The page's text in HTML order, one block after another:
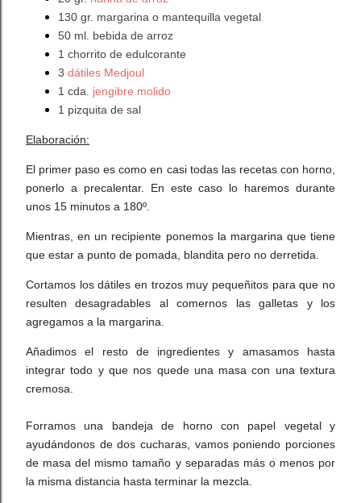
130 gr. margarina o mantequilla vegetal
50 ml. bebida de arroz
1 chorrito de edulcorante
3 dátiles Medjoul
1 cda.
jengibre molido
1 pizquita de sal
Elaboración:
El primer paso es como en casi todas las recetas con horno,
ponerlo a precalentar. En este caso lo haremos durante
unos 15 minutos a 180º.
Mientras, en un recipiente ponemos la margarina que tiene
que estar a punto de pomada, blandita pero no derretida.
Cortamos los dátiles en trozos muy pequeñitos para que no
resulten desagradables al comernos las galletas y los
agregamos a la margarina.
Añadimos el resto de ingredientes y amasamos hasta
integrar todo y que nos quede una masa con una textura
cremosa.
Forramos una bandeja de horno con papel vegetal y
ayudándonos de dos cucharas, vamos poniendo porciones
de masa del mismo tamaño y separadas más o menos por
la misma distancia hasta terminar la mezcla.